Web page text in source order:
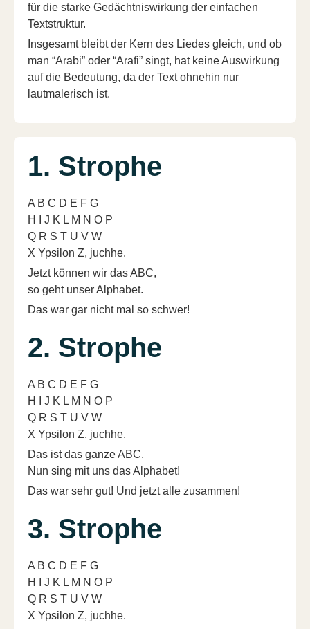
1. Strophe
A B C D E F G
H I J K L M N O P
Q R S T U V W
X Ypsilon Z, juchhe.
Jetzt können wir das ABC,
so geht unser Alphabet.
Das war gar nicht mal so schwer!
2. Strophe
A B C D E F G
H I J K L M N O P
Q R S T U V W
X Ypsilon Z, juchhe.
Das ist das ganze ABC,
Nun sing mit uns das Alphabet!
Das war sehr gut! Und jetzt alle zusammen!
3. Strophe
A B C D E F G
H I J K L M N O P
Q R S T U V W
X Ypsilon Z, juchhe.
für die starke Gedächtniswirkung der einfachen
Textstruktur.
Insgesamt bleibt der Kern des Liedes gleich, und ob
man “Arabi” oder “Arafi” singt, hat keine Auswirkung
auf die Bedeutung, da der Text ohnehin nur
lautmalerisch ist.